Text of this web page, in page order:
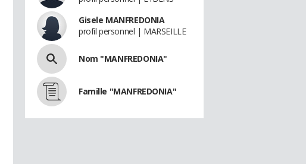
Gisele MANFREDONIA
profil personnel | MARSEILLE
Nom "MANFREDONIA"
Famille "MANFREDONIA"